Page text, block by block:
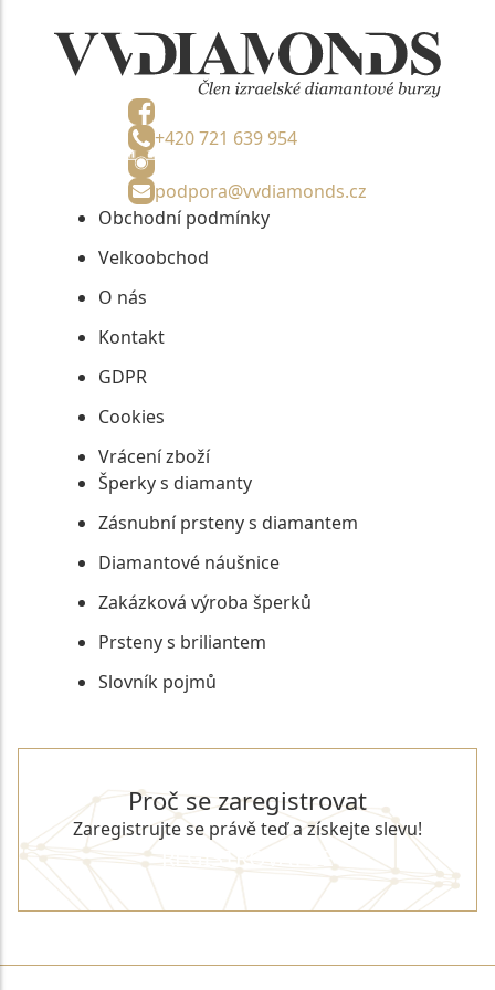
+420 721 639 954
podpora@vvdiamonds.cz
Obchodní podmínky
Velkoobchod
O nás
Kontakt
GDPR
Cookies
Vrácení zboží
Šperky s diamanty
Zásnubní prsteny s diamantem
Diamantové náušnice
Zakázková výroba šperků
Prsteny s briliantem
Slovník pojmů
Proč se zaregistrovat
Zaregistrujte se právě teď a získejte slevu!
REGISTROVAT SE